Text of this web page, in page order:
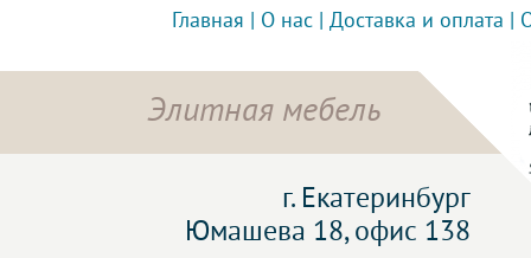
Главная О нас Доставка и оплата
Элитная мебель
г. Екатеринбург
Юмашева 18, офис 138